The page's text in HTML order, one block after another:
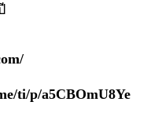
ti/p/a5CBOmU8Ye